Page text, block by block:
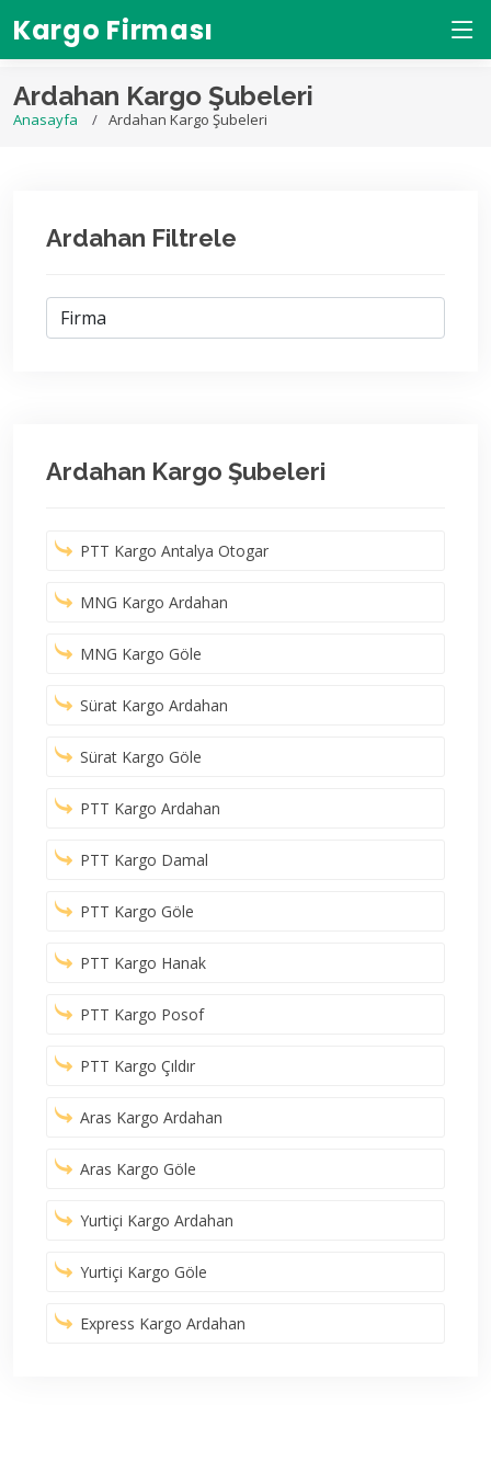
Kargo Firması
Ardahan Kargo Şubeleri
Anasayfa Ardahan Kargo Şubeleri
Ardahan Filtrele
Ardahan Kargo Şubeleri
PTT Kargo Antalya Otogar
MNG Kargo Ardahan
MNG Kargo Göle
Sürat Kargo Ardahan
Sürat Kargo Göle
PTT Kargo Ardahan
PTT Kargo Damal
PTT Kargo Göle
PTT Kargo Hanak
PTT Kargo Posof
PTT Kargo Çıldır
Aras Kargo Ardahan
Aras Kargo Göle
Yurtiçi Kargo Ardahan
Yurtiçi Kargo Göle
Express Kargo Ardahan